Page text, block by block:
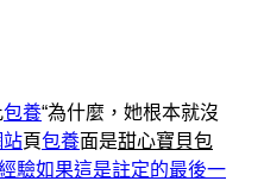
包養“為什麼，她根本就沒
站頁包養面是甜心寶貝包
驗如果這是註定的最後一